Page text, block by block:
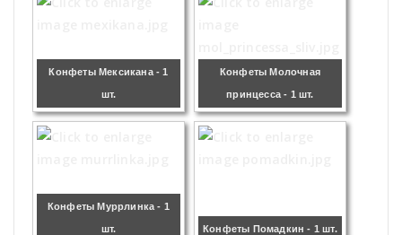
Конфеты Мексикана - 1
шт.
Конфеты Молочная
принцесса - 1 шт.
Конфеты Муррлинка - 1
шт. Конфеты Помадкин - 1 шт.